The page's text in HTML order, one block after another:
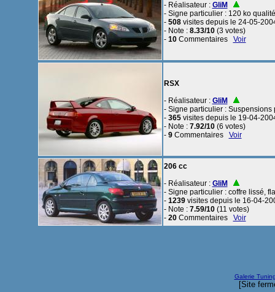
- Réalisateur : GliM
- Signe particulier : 120 ko
- 508visites depuis le 24-05-
- Note : 8.33/10(3 votes)
- 10Commentaires Voir
RSX
- Réalisateur : GliM
- Signe particulier : Suspensions
- 365visites depuis le 19-04-
- Note : 7.92/10(6 votes)
- 9Commentaires Voir
206 cc
- Réalisateur : GliM
- Signe particulier : coffre lissé,
- 1239visites depuis le 16-04-
- Note : 7.59/10(11 votes)
- 20Commentaires Voir
Galerie
[Site